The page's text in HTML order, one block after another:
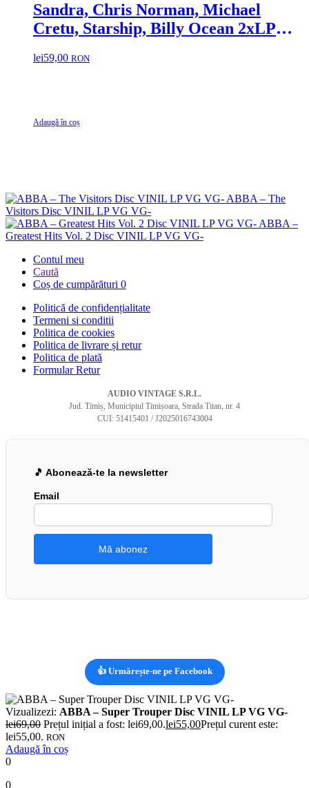
Sandra, Chris Norman, Michael
Cretu, Starship, Billy Ocean 2xLP
vinil VG Modern Talking, Samanta
lei59,00 RON
Adaugă în coș
ABBA – The
Visitors Disc VINIL LP VG VG-
ABBA –
Greatest Hits Vol. 2 Disc VINIL LP VG VG-
Contul meu
Caută
Coș de cumpărături 0
Politică de confidențialitate
Termeni si conditii
Politica de cookies
Politica de livrare și retur
Politica de plată
Formular Retur
AUDIO VINTAGE S.R.L.
Jud. Timiș, Municipiul Timișoara, Strada Titan, nr. 4
CUI: 51415401 / J2025016743004
🎵 Abonează-te la newsletter
Email
👍 Urmărește-ne pe Facebook
Vizualizezi: ABBA ‎– Super Trouper Disc VINIL LP VG VG-
lei69,00 Prețul inițial a fost: lei69,00.lei55,00Prețul curent este:
lei55,00. RON
Adaugă în coș
0
0